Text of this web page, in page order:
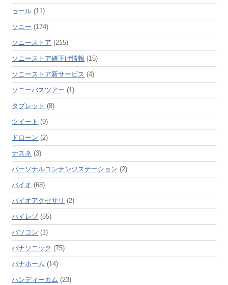
セール (11)
ソニー (174)
ソニーストア (215)
ソニーストア値下げ情報 (15)
ソニーストア新サービス (4)
ソニーバスツアー (1)
タブレット (8)
ツイート (9)
ドローン (2)
ナスネ (3)
パーソナルコンテンツステーション (2)
バイオ (68)
バイオアクセサリ (2)
ハイレゾ(55)
パソコン (1)
パナソニック (75)
パナホーム (14)
ハンディーカム (23)